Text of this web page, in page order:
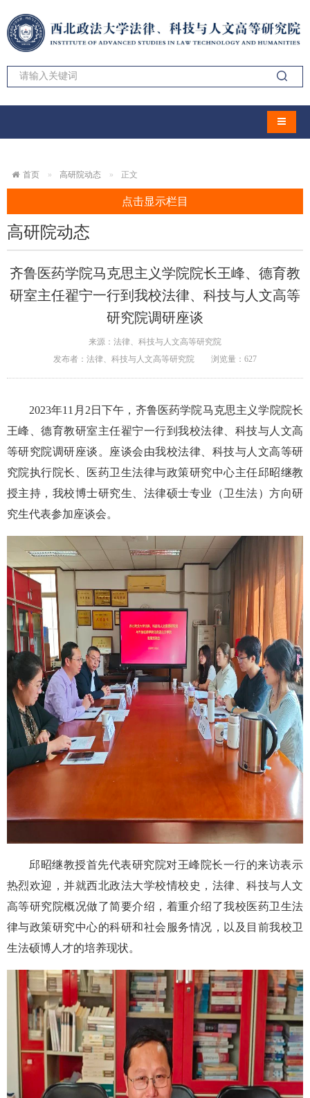
导航切
首页 高研院动态 正文
点击显示栏目
高研院动态
齐鲁医药学院马克思主义学院院长王峰、德育教
研室主任翟宁一行到我校法律、科技与人文高等
研究院调研座谈
来源：法律、科技与人文高等研究院
发布者：法律、科技与人文高等研究院
浏览量： 627
2023年11月2日下午，齐鲁医药学院马克思主义学院院长
王峰、德育教研室主任翟宁一行到我校法律、科技与人文高
等研究院调研座谈。座谈会由我校法律、科技与人文高等研
究院执行院长、医药卫生法律与政策研究中心主任邱昭继教
授主持，我校博士研究生、法律硕士专业（卫生法）方向研
究生代表参加座谈会。
邱昭继教授首先代表研究院对王峰院长一行的来访表示
热烈欢迎，并就西北政法大学校情校史，法律、科技与人文
高等研究院概况做了简要介绍，着重介绍了我校医药卫生法
律与政策研究中心的科研和社会服务情况，以及目前我校卫
生法硕博人才的培养现状。